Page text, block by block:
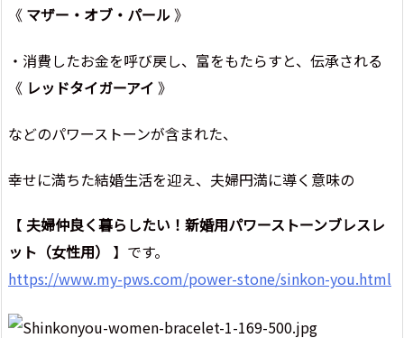
《 マザー・オブ・パール》
・消費したお金を呼び戻し、富をもたらすと、伝承される
《 レッドタイガーアイ 》
などのパワーストーンが含まれた、
幸せに満ちた結婚生活を迎え、夫婦円満に導く意味の
【 夫婦仲良く暮らしたい！新婚用パワーストーンブレスレ
ット（女性用） 】です。
https://www.my-pws.com/power-stone/sinkon-you.html